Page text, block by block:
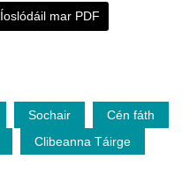
Íoslódáil mar PDF
Sochair
Cén fáth
Clibeanna Táirge